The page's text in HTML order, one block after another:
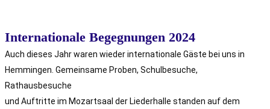
Internationale Begegnungen 2024
Auch dieses Jahr waren wieder internationale Gäste bei uns in
Hemmingen. Gemeinsame Proben, Schulbesuche,
Rathausbesuche
und Auftritte im Mozartsaal der Liederhalle standen auf dem